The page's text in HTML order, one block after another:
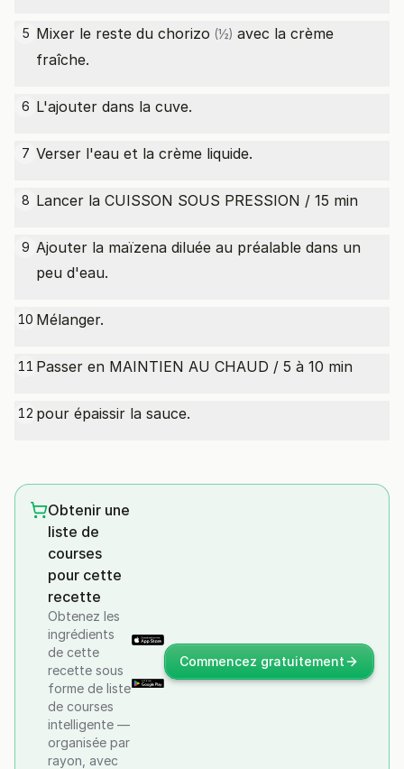
5 Mixer le reste du chorizo (½) avec la crème
fraîche.
6 L'ajouter dans la cuve.
7 Verser l'eau et la crème liquide.
8 Lancer la CUISSON SOUS PRESSION / 15 min
9 Ajouter la maïzena diluée au préalable dans un
peu d'eau.
10 Mélanger.
11 Passer en MAINTIEN AU CHAUD / 5 à 10 min
12 pour épaissir la sauce.
Obtenir une
liste de
courses
pour cette
recette
Obtenez les
ingrédients
de cette
recette sous
forme de liste
de courses
intelligente —
organisée par
rayon, avec
Commencez gratuitement